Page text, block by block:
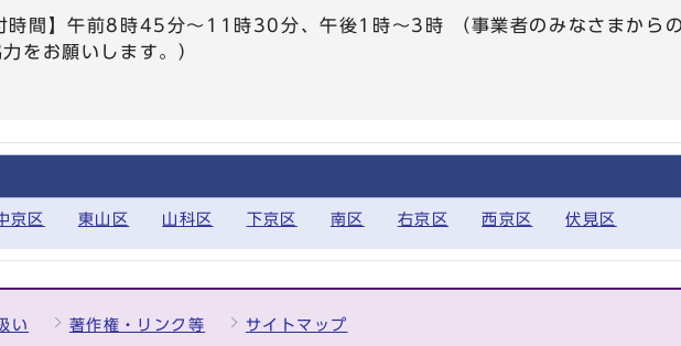
間】午前8時45分～11時30分、午後1時～3時 （事業者のみなさまから
をお願いします。）
京区 東山区 山科区 下京区 南区 右京区 西京区 伏見区
い 著作権・リンク等 サイトマップ